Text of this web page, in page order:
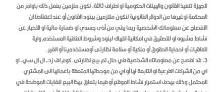
لاجهزة تنفيذ القانون والهيئات الحكومية او اطراف ثالثة، نكون ملزمين بفعل ذلك باوامر من
المحكمة اوغيرها من الدوائر القانونية لنكون ملتزمين ببنود القانون أو عند اعتقادنا ان
الافصاح عن معلوماتك الشخصية ربما يقي من أذى جسدي او خسارة مالية او للاخبار عن
نشاط مشبوه او للتحقيق في امكانية انتهاك لبنود وشروط اتفاقية المستخدم واية
اتفاقيات أو لحماية الحقوق أو ملكية أو سلامة نظارتى أومستخدمينا أو الغير.
3. قد نفصح عن معلوماتك الشخصية في حال تم بيع نظارتى. كوم اف زد- ال ال سي, او
اي من الشركات الفرعية او التابعة لها أو اي من موجداتها المتعقة باعمالها الى المشتري
المحتمل وذلك بهدف استمرار نشاط الموقع أو فيما يتعلق بهذا البيع للغايات الموضحة في